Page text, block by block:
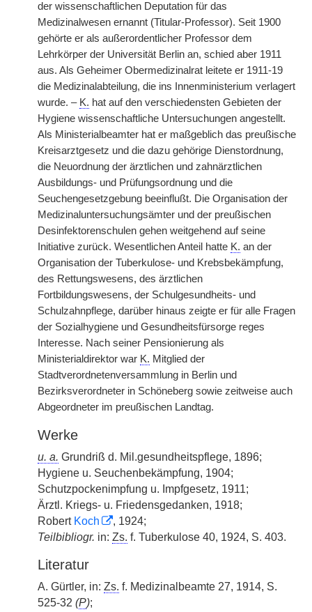
der wissenschaftlichen Deputation für das
Medizinalwesen ernannt (Titular-Professor). Seit 1900
gehörte er als außerordentlicher Professor dem
Lehrkörper der Universität Berlin an, schied aber 1911
aus. Als Geheimer Obermedizinalrat leitete er 1911-19
die Medizinalabteilung, die ins Innenministerium verlagert
wurde. – K. hat auf den verschiedensten Gebieten der
Hygiene wissenschaftliche Untersuchungen angestellt.
Als Ministerialbeamter hat er maßgeblich das preußische
Kreisarztgesetz und die dazu gehörige Dienstordnung,
die Neuordnung der ärztlichen und zahnärztlichen
Ausbildungs- und Prüfungsordnung und die
Seuchengesetzgebung beeinflußt. Die Organisation der
Medizinaluntersuchungsämter und der preußischen
Desinfektorenschulen gehen weitgehend auf seine
Initiative zurück. Wesentlichen Anteil hatte K. an der
Organisation der Tuberkulose- und Krebsbekämpfung,
des Rettungswesens, des ärztlichen
Fortbildungswesens, der Schulgesundheits- und
Schulzahnpflege, darüber hinaus zeigte er für alle Fragen
der Sozialhygiene und Gesundheitsfürsorge reges
Interesse. Nach seiner Pensionierung als
Ministerialdirektor war K. Mitglied der
Stadtverordnetenversammlung in Berlin und
Bezirksverordneter in Schöneberg sowie zeitweise auch
Abgeordneter im preußischen Landtag.
Werke
u. a. Grundriß d. Mil.gesundheitspflege, 1896;
Hygiene u. Seuchenbekämpfung, 1904;
Schutzpockenimpfung u. Impfgesetz, 1911;
Ärztl. Kriegs- u. Friedensgedanken, 1918;
Robert Koch
, 1924;
Teilbibliogr. in: Zs. f. Tuberkulose 40, 1924, S. 403.
Literatur
A. Gürtler, in: Zs. f. Medizinalbeamte 27, 1914, S.
525-32 (P);